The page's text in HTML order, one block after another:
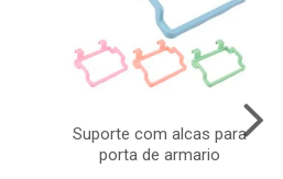
Suporte com alcas para
porta de armario